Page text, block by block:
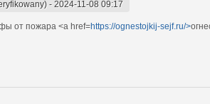
- 2024-11-08 09:17
от пожара <a href=https://ognestojkij-sejf.ru/>